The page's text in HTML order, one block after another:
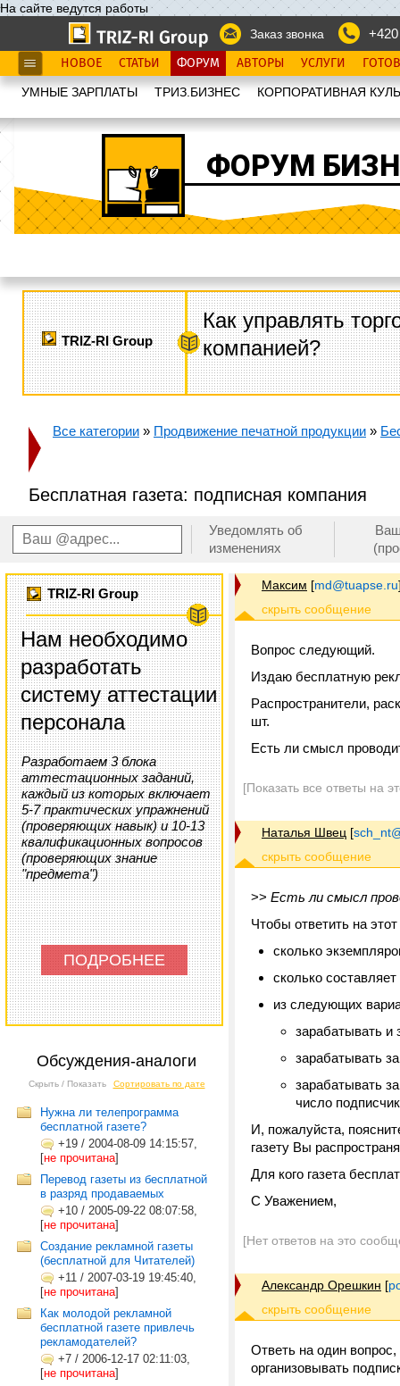
На сайте ведутся работы
Заказ звонка
НОВОЕ СТАТЬИ ФОРУМ АВТОРЫ УСЛУГИ
УМНЫЕ ЗАРПЛАТЫ ТРИЗ.БИЗНЕС КОРПОРАТИВНАЯ
ФОРУМ
TRIZ-RI Group
Как управлять
компанией?
Все категории » Продвижение печатной продукции »
Бесплатная газета: подписная компания
Уведомлять об
изменениях
TRIZ-RI Group
Нам необходимо
разработать
систему аттестации
персонала
Разработаем 3 блока
аттестационных заданий,
каждый из которых включает
5-7 практических упражнений
(проверяющих навык) и 10-13
квалификационных вопросов
(проверяющих знание
"предмета")
ПОДРОБНЕЕ
Обсуждения-аналоги
Скрыть / Показать Сортировать по дате
Нужна ли телепрограмма
бесплатной газете?
+19 / 2004-08-09 14:15:57,
[не прочитана]
Перевод газеты из бесплатной
в разряд продаваемых
+10 / 2005-09-22 08:07:58,
[не прочитана]
Создание рекламной газеты
(бесплатной для Читателей)
+11 / 2007-03-19 19:45:40,
[не прочитана]
Как молодой рекламной
бесплатной газете привлечь
рекламодателей?
+7 / 2006-12-17 02:11:03,
[не прочитана]
Максим [md@tuapse.ru
Вопрос следующий.
Издаю бесплатную
Распространители,
шт.
Есть ли смысл
[Показать все ответы на
Наталья Швец [
>> Есть ли смысл
Чтобы ответить на
сколько
сколько
из следующих
зарабатывать и
зарабатывать
зарабатывать
число
И, пожалуйста,
газету Вы
Для кого газета
С Уважением,
[Нет ответов на это
Александр Орешкин [
Ответь на один
организовывать